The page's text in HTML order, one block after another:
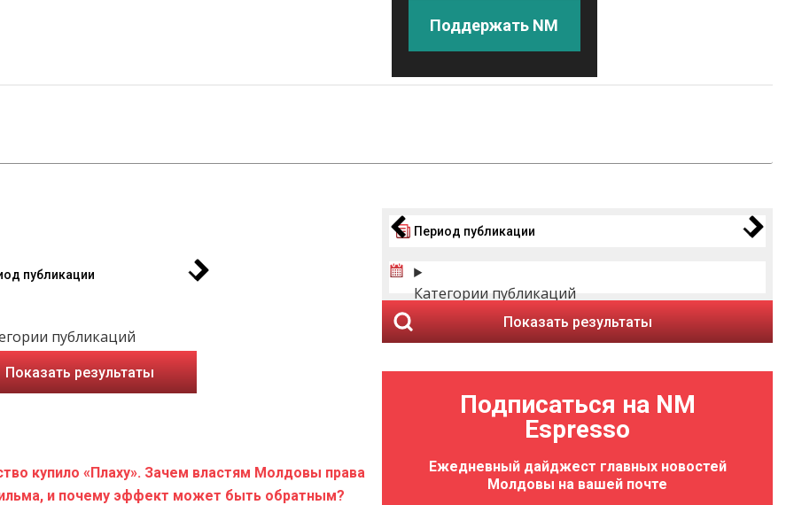
Поддержать NM
публикации
публикаций
Показать результаты
купило «Плаху». Зачем властям Молдовы права
и почему эффект может быть обратным?
Период публикации
Категории публикаций
Показать результаты
Подписаться на NM
Espresso
Ежедневный дайджест главных новостей
Молдовы на вашей почте